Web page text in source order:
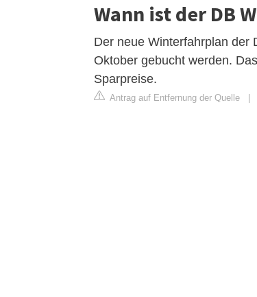
Wann ist der DB
Der neue Winterfahrplan der
Oktober gebucht werden.
Sparpreise.
Antrag auf Entfernung der Quelle